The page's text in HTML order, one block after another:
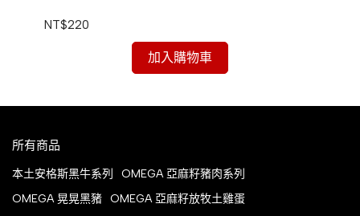
NT$220
加入購物車
所有商品
本土安格斯黑牛系列
OMEGA 亞麻籽豬肉系列
OMEGA 晃晃黑豬 OMEGA 亞麻籽放牧土雞蛋